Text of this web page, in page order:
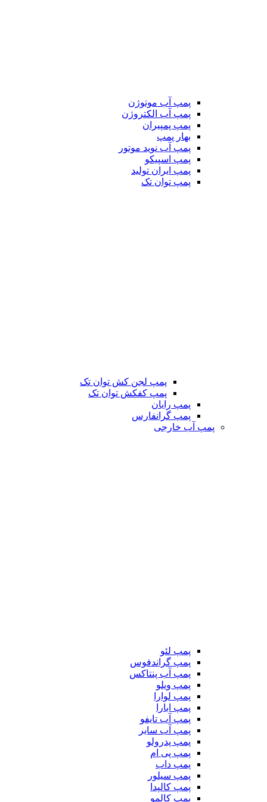
پمپ آب موتوژن
پمپ آب الکتروژن
پمپ پمپیران
بهار پمپ
پمپ آب نوید موتور
پمپ اسپیکو
پمپ ایران تولید
پمپ توان تک
پمپ لجن کش توان تک
پمپ کفکش توان تک
پمپ رایان
پمپ گرانفارس
پمپ آب خارجی
پمپ لئو
پمپ گراندفوس
پمپ آب پنتاکس
پمپ ویلو
پمپ لوارا
پمپ ابارا
پمپ آب تایفو
پمپ آب سایر
پمپ پدرولو
پمپ پی ام
پمپ داب
پمپ سیلور
پمپ کالپدا
پمپ کالمو